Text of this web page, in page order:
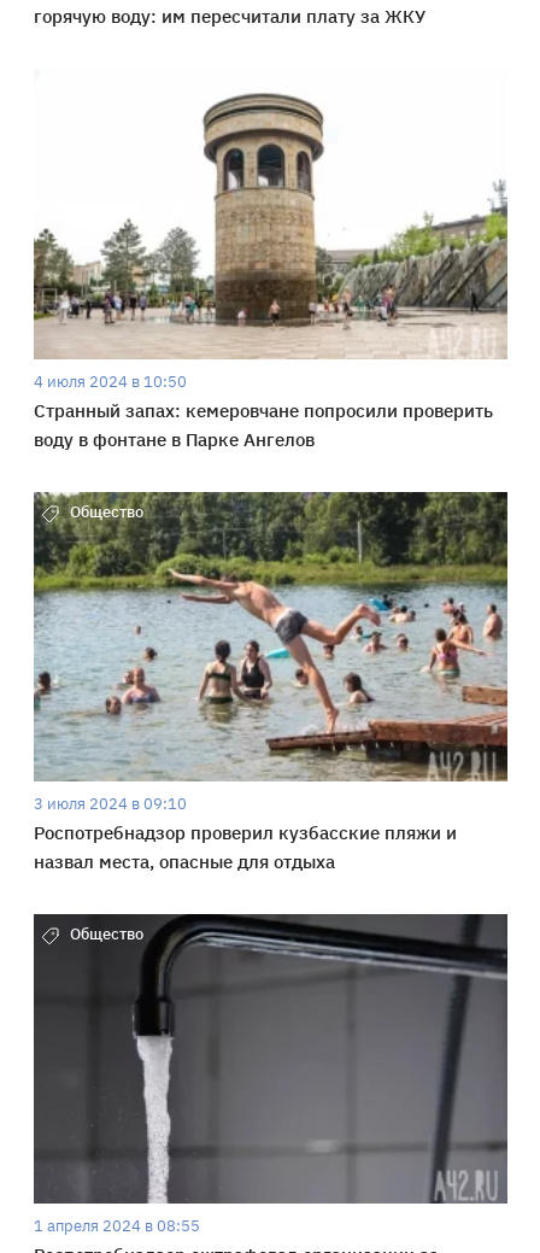
горячую воду: им пересчитали плату за ЖКУ
4 июля 2024 в 10:50
Странный запах: кемеровчане попросили проверить
воду в фонтане в Парке Ангелов
Общество
3 июля 2024 в 09:10
Роспотребнадзор проверил кузбасские пляжи и
назвал места, опасные для отдыха
Общество
1 апреля 2024 в 08:55